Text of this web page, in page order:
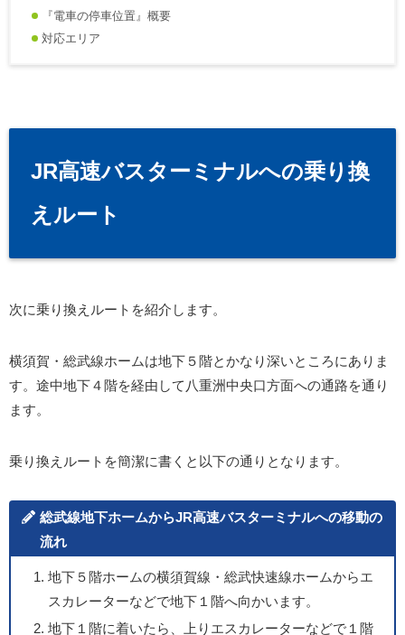
『電車の停車位置』概要
対応エリア
JR高速バスターミナルへの乗り換
えルート
次に乗り換えルートを紹介します。
横須賀・総武線ホームは地下５階とかなり深いところにありま
す。途中地下４階を経由して八重洲中央口方面への通路を通り
ます。
乗り換えルートを簡潔に書くと以下の通りとなります。
総武線地下ホームからJR高速バスターミナルへの移動の
流れ
地下５階ホームの横須賀線・総武快速線ホームからエ
スカレーターなどで地下１階へ向かいます。
地下１階に着いたら、上りエスカレーターなどで１階